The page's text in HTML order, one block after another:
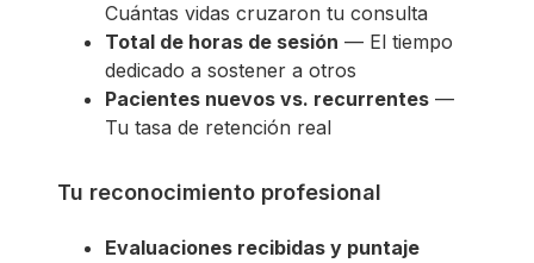
Cuántas vidas cruzaron tu consulta
Total de horas de sesión — El tiempo
dedicado a sostener a otros
Pacientes nuevos vs. recurrentes —
Tu tasa de retención real
Tu reconocimiento profesional
Evaluaciones recibidas y puntaje